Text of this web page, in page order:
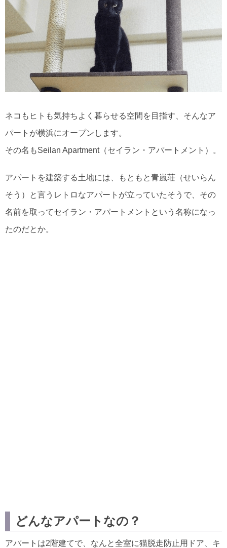
ネコもヒトも気持ちよく暮らせる空間を目指す、そんなア
パートが横浜にオープンします。
その名もSeilan Apartment（セイラン・アパートメント）。
アパートを建築する土地には、もともと青嵐荘（せいらん
そう）と言うレトロなアパートが立っていたそうで、その
名前を取ってセイラン・アパートメントという名称になっ
たのだとか。
どんなアパートなの？
アパートは2階建てで、なんと全室に猫脱走防止用ドア、キ